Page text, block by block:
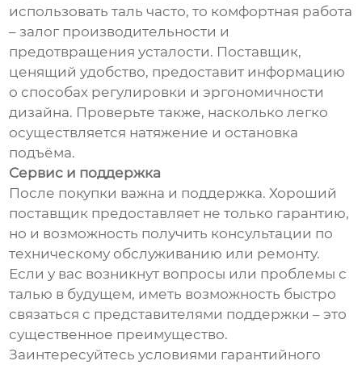
использовать таль часто, то комфортная работа
– залог производительности и
предотвращения усталости. Поставщик,
ценящий удобство, предоставит информацию
о способах регулировки и эргономичности
дизайна. Проверьте также, насколько легко
осуществляется натяжение и остановка
подъёма.
Сервис и поддержка
После покупки важна и поддержка. Хороший
поставщик предоставляет не только гарантию,
но и возможность получить консультации по
техническому обслуживанию или ремонту.
Если у вас возникнут вопросы или проблемы с
талью в будущем, иметь возможность быстро
связаться с представителями поддержки – это
существенное преимущество.
Заинтересуйтесь условиями гарантийного